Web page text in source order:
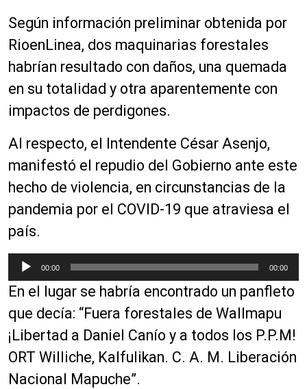
Según información preliminar obtenida por
RioenLinea, dos maquinarias forestales
habrían resultado con daños, una quemada
en su totalidad y otra aparentemente con
impactos de perdigones.
Al respecto, el Intendente César Asenjo,
manifestó el repudio del Gobierno ante este
hecho de violencia, en circunstancias de la
pandemia por el COVID-19 que atraviesa el
país.
e
p
r
o
d
u
c
00:00 00:00
En el lugar se habría encontrado un panfleto
que decía: “Fuera forestales de Wallmapu
¡Libertad a Daniel Canío y a todos los P.P.M!
ORT Williche, Kalfulikan. C. A. M. Liberación
Nacional Mapuche”.